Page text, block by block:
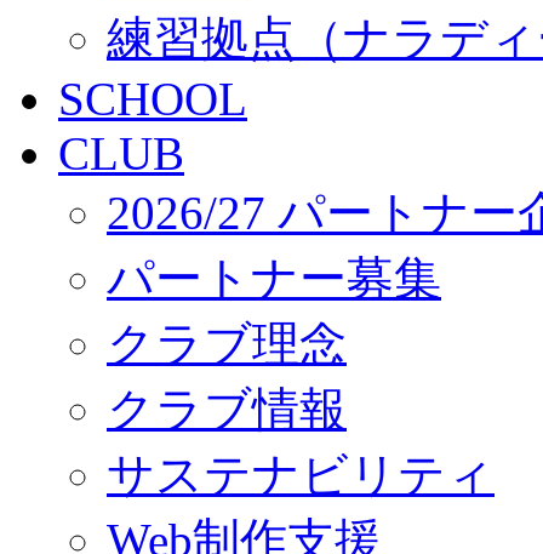
練習拠点（ナラデ
SCHOOL
CLUB
2026/27 パートナー
パートナー募集
クラブ理念
クラブ情報
サステナビリティ
Web制作支援